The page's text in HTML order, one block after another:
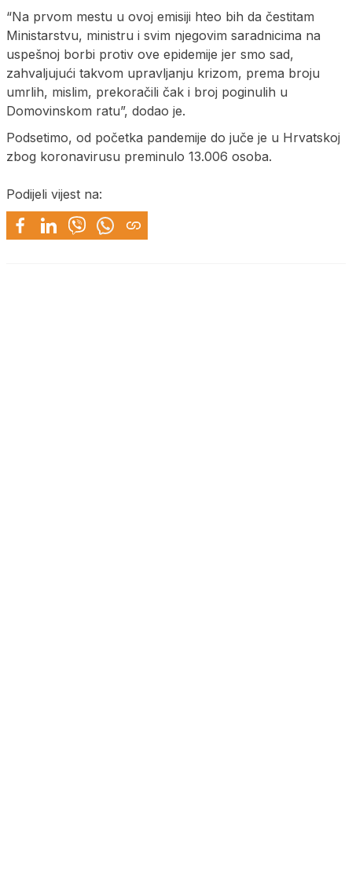
“Na prvom mestu u ovoj emisiji hteo bih da čestitam
Ministarstvu, ministru i svim njegovim saradnicima na
uspešnoj borbi protiv ove epidemije jer smo sad,
zahvaljujući takvom upravljanju krizom, prema broju
umrlih, mislim, prekoračili čak i broj poginulih u
Domovinskom ratu”, dodao je.
Podsetimo, od početka pandemije do juče je u Hrvatskoj
zbog koronavirusu preminulo 13.006 osoba.
Podijeli vijest na: